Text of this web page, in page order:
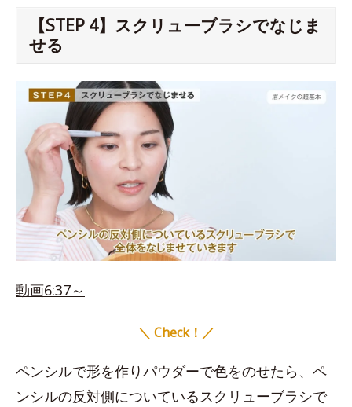
【STEP 4】スクリューブラシでなじま
せる
動画6:37～
＼ Check！／
ペンシルで形を作りパウダーで色をのせたら、ペ
ンシルの反対側についているスクリューブラシで